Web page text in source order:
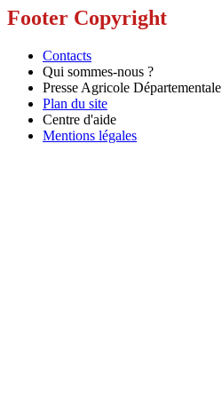
Footer Copyright
Contacts
Qui sommes-nous ?
Presse Agricole Départementale
Plan du site
Centre d'aide
Mentions légales